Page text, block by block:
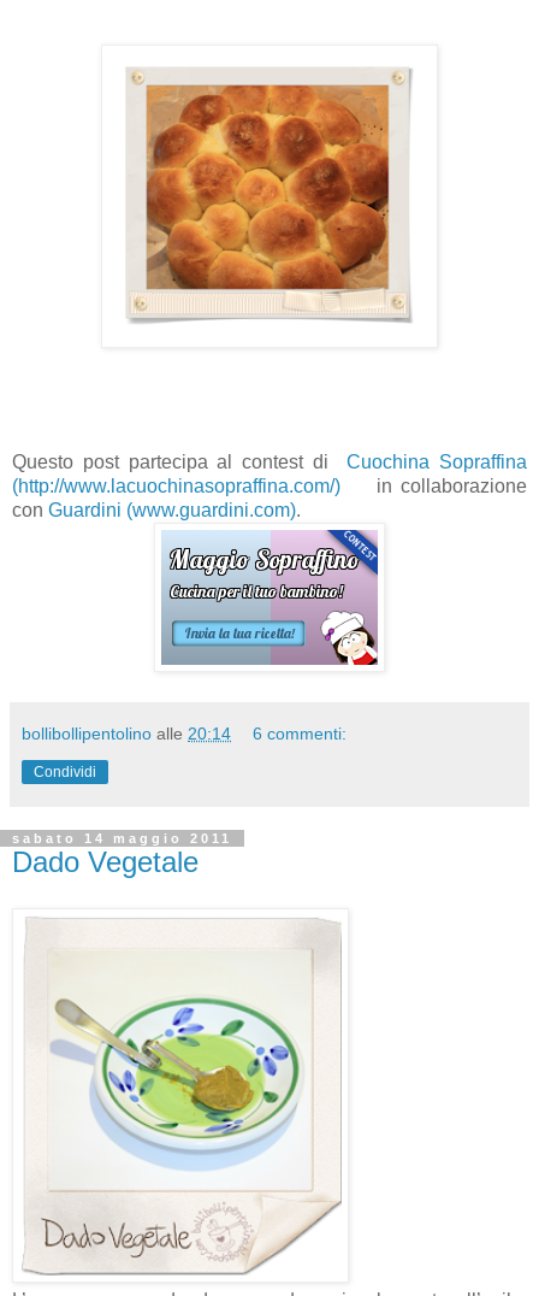
Questo post partecipa al contest diCuochina Sopraffina
(http://www.lacuochinasopraffina.com/) in collaborazione
con Guardini (www.guardini.com).
bollibollipentolino alle 20:14 6 commenti:
Condividi
sabato 14 maggio 2011
Dado Vegetale